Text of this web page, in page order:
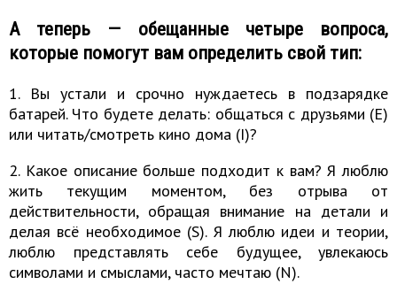
А теперь — обещанные четыре вопроса,
которые помогут вам определить свой тип:
1. Вы устали и срочно нуждаетесь в подзарядке
батарей. Что будете делать: общаться с друзьями (E)
или читать/смотреть кино дома (I)?
2. Какое описание больше подходит к вам? Я люблю
жить текущим моментом, без отрыва от
действительности, обращая внимание на детали и
делая всё необходимое (S). Я люблю идеи и теории,
люблю представлять себе будущее, увлекаюсь
символами и смыслами, часто мечтаю (N).